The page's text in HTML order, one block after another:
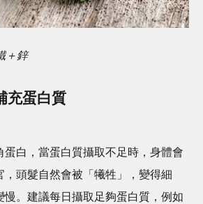
＋鋅
充蛋白質
蛋白，當蛋白質攝取不足時，身體會
，頭髮自然會被「犧牲」，變得細
慢。建議每日攝取足夠蛋白質，例如